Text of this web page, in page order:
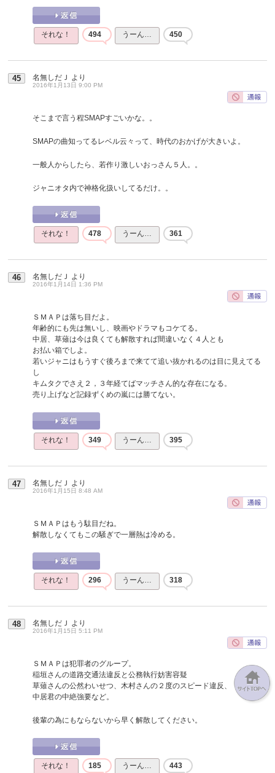
それな！ 494 うーん… 450
45 名無しだＪ より
2016年1月13日 9:00 PM
そこまで言う程SMAPすごいかな。。
SMAPの曲知ってるレベル云々って、時代のおかげが大きいよ。
一般人からしたら、若作り激しいおっさん５人。。
ジャニオタ内で神格化扱いしてるだけ。。
それな！ 478 うーん… 361
46 名無しだＪ より
2016年1月14日 1:36 PM
ＳＭＡＰは落ち目だよ。
年齢的にも先は無いし、映画やドラマもコケてる。
中居、草薙は今は良くても解散すれば間違いなく４人とも
お払い箱でしよ。
若いジャニはもうすぐ後ろまで来てて追い抜かれるのは目に見えてる
し
キムタクでさえ２，３年経てばマッチさん的な存在になる。
売り上げなど記録ずくめの嵐には勝てない。
それな！ 349 うーん… 395
47 名無しだＪ より
2016年1月15日 8:48 AM
ＳＭＡＰはもう駄目だね。
解散しなくてもこの騒ぎで一層熱は冷める。
それな！ 296 うーん… 318
48 名無しだＪ より
2016年1月15日 5:11 PM
ＳＭＡＰは犯罪者のグループ。
稲垣さんの道路交通法違反と公務執行妨害容疑
草薙さんの公然わいせつ、木村さんの２度のスピード違反、
中居君の中絶強要など。
後輩の為にもならないから早く解散してください。
それな！ 185 うーん… 443